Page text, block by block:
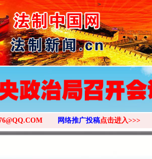
>
网络推广投稿点击进入>>>